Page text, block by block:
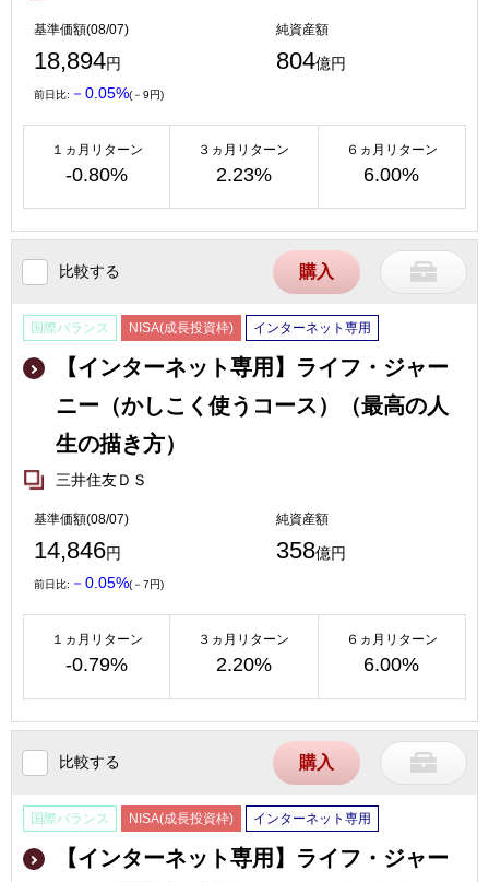
基準価額(08/07)
18,894円
純資産額
804億円
前日比: －0.05%(－9円)
１ヵ月リターン
-0.80%
３ヵ月リターン
2.23%
６ヵ月リターン
6.00%
比較する 購入
国際バランス NISA(成長投資枠) インターネット専用
【インターネット専用】ライフ・ジャー
ニー（かしこく使うコース）（最高の人
生の描き方）
三井住友ＤＳ
基準価額(08/07)
14,846円
純資産額
358億円
前日比: －0.05%(－7円)
１ヵ月リターン
-0.79%
３ヵ月リターン
2.20%
６ヵ月リターン
6.00%
比較する 購入
国際バランス NISA(成長投資枠) インターネット専用
【インターネット専用】ライフ・ジャー